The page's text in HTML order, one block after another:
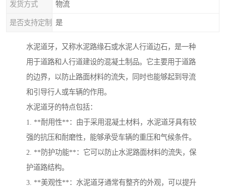
发货方式 物流
是否支持定制 是
水泥道牙，又称水泥路缘石或水泥人行道边石，是一种
用于道路和人行道建设的混凝土制品。它主要用于道路
的边界，以防止路面材料的流失，同时也能够起到导流
和引导行人或车辆的作用。
水泥道牙的特点包括：
1. **耐用性**：由于采用混凝土材料，水泥道牙具有较
强的抗压和耐磨性，能够承受车辆的重压和气候条件。
2. **防护功能**：它可以防止水泥路面材料的流失，保
护道路结构。
3. **美观性**：水泥道牙通常有整齐的外观，可以提升